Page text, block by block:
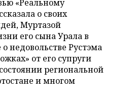
«Реальному
о своих
Муртазой
его сына Урала в
недовольстве Рустэма
от его супруги
региональной
и многом